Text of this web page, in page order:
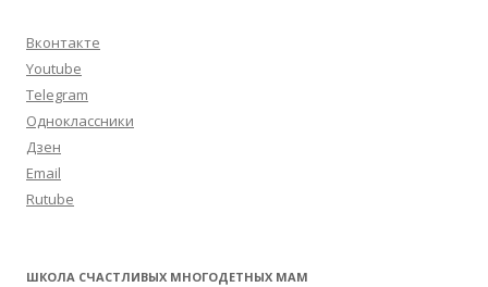
Вконтакте
Youtube
Telegram
Одноклассники
Дзен
Email
Rutube
ШКОЛА СЧАСТЛИВЫХ МНОГОДЕТНЫХ МАМ